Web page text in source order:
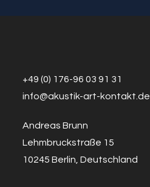
+49 (0) 176-96 03 91 31
info@akustik-art-kontakt.de
Andreas Brunn
Lehmbruckstraße 15
10245 Berlin, Deutschland